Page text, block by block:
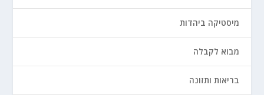
מיסטיקה ביהדות
מבוא לקבלה
בריאות ותזונה